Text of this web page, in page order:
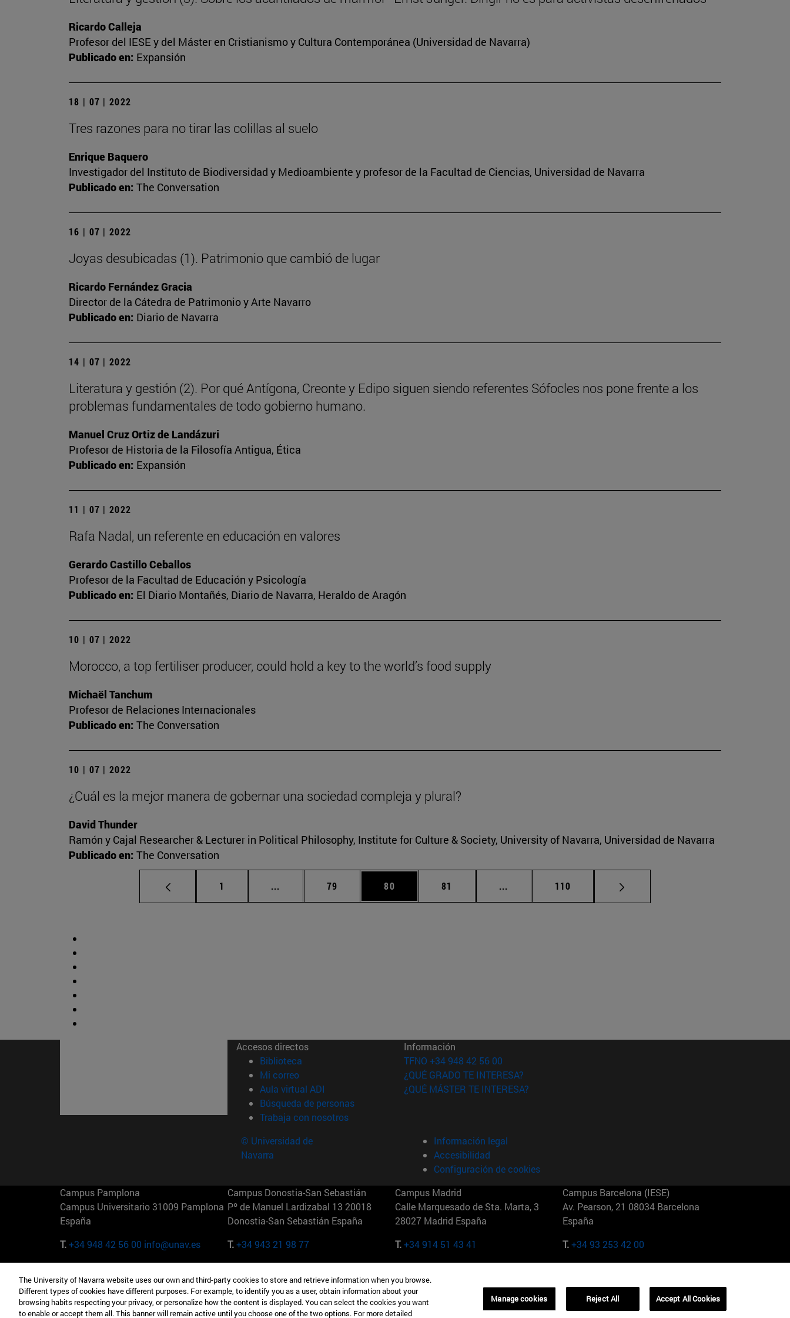
Ricardo Calleja
Profesor del IESE y del Máster en Cristianismo y Cultura Contemporánea (Universidad de Navarra)
Publicado en: Expansión
18 | 07 | 2022
Tres razones para no tirar las colillas al suelo
Enrique Baquero
Investigador del Instituto de Biodiversidad y Medioambiente y profesor de la Facultad de Ciencias, Universidad de Navarra
Publicado en: The Conversation
16 | 07 | 2022
Joyas desubicadas (1). Patrimonio que cambió de lugar
Ricardo Fernández Gracia
Director de la Cátedra de Patrimonio y Arte Navarro
Publicado en: Diario de Navarra
14 | 07 | 2022
Literatura y gestión (2). Por qué Antígona, Creonte y Edipo siguen siendo referentes Sófocles nos pone frente a los
problemas fundamentales de todo gobierno humano.
Manuel Cruz Ortiz de Landázuri
Profesor de Historia de la Filosofía Antigua, Ética
Publicado en: Expansión
11 | 07 | 2022
Rafa Nadal, un referente en educación en valores
Gerardo Castillo Ceballos
Profesor de la Facultad de Educación y Psicología
Publicado en: El Diario Montañés, Diario de Navarra, Heraldo de Aragón
10 | 07 | 2022
Morocco, a top fertiliser producer, could hold a key to the world’s food supply
Michaël Tanchum
Profesor de Relaciones Internacionales
Publicado en: The Conversation
10 | 07 | 2022
¿Cuál es la mejor manera de gobernar una sociedad compleja y plural?
David Thunder
Ramón y Cajal Researcher & Lecturer in Political Philosophy, Institute for Culture & Society, University of Navarra, Universidad de Navarra
Publicado en: The Conversation
Página
1 ... Páginas intermedias Use TAB para desplazarse.
Página
79 Página
80 Página
81 ... Páginas intermedias Use TAB para desplazarse.
Página
110
Accesos directos
Biblioteca (abre en nueva ventana)
Mi correo(abre en nueva ventana)
Aula virtual ADI (abre en nueva ventana)
Búsqueda de personas(abre en nueva ventana)
Trabaja con nosotros(abre en nueva ventana)
Información
TFNO +34 948 42 56 00
¿QUÉ GRADO TE INTERESA?
¿QUÉ MÁSTER TE INTERESA?
© Universidad de
Navarra
Información legal
Accesibilidad
Configuración de cookies
Campus Pamplona
Campus Universitario 31009 Pamplona
España
T.+34 948 42 56 00 info@unav.es
Campus Donostia-San Sebastián
Pº de Manuel Lardizabal 13 20018
Donostia-San Sebastián España
T.+34 943 21 98 77
Campus Madrid
Calle Marquesado de Sta. Marta, 3
28027 Madrid España
T.+34 914 51 43 41
Campus Barcelona (IESE)
Av. Pearson, 21 08034 Barcelona
España
T.+34 93 253 42 00
Camino del Cerro Águila 3 28023
Madrid España
165 W 57th St 10019-2201 Nueva York
EE.UU
Maria-Theresia-Straße 15 81675
Múnich Alemania
01321001 Bela Vista Brasil
The University of Navarra website uses our own and third-party cookies to store and retrieve information when you browse.
Different types of cookies have different purposes. For example, to identify you as a user, obtain information about your
browsing habits respecting your privacy, or personalize how the content is displayed. You can select the cookies you want
to enable or accept them all. This banner will remain active until you choose one of the two options. For more detailed
Manage cookies Reject All Accept All Cookies